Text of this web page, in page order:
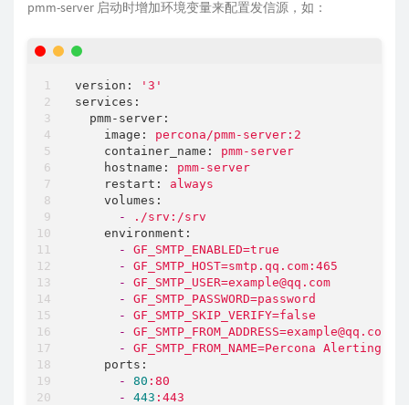
pmm-server 启动时增加环境变量来配置发信源，如：
version:
'3'
services:
pmm-server:
image:
percona/pmm-server:2
container_name:
pmm-server
hostname:
pmm-server
restart:
always
volumes:
-
./srv:/srv
environment:
-
GF_SMTP_ENABLED=true
-
GF_SMTP_HOST=smtp.qq.com:465
-
GF_SMTP_USER=example@qq.com
-
GF_SMTP_PASSWORD=password
-
GF_SMTP_SKIP_VERIFY=false
-
GF_SMTP_FROM_ADDRESS=example@qq.com
-
GF_SMTP_FROM_NAME=Percona Alerting
ports:
-
80 :80
-
443 :443